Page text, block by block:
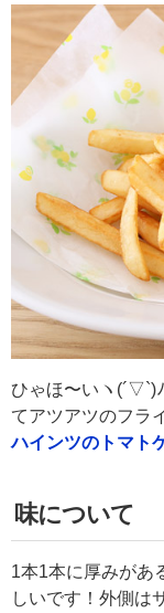
ひゃほ〜いヽ(´▽`)
てアツアツのフラ
ハインツのトマト
味について
1本1本に厚みがあ
しいです！外側は